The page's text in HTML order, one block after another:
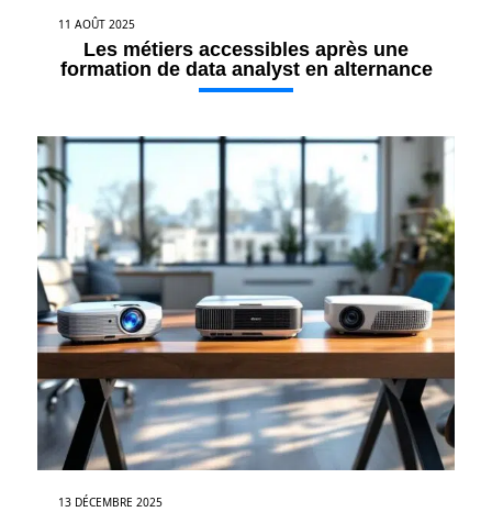
11 AOÛT 2025
Les métiers accessibles après une
formation de data analyst en alternance
13 DÉCEMBRE 2025